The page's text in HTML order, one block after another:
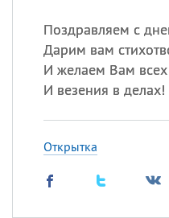
Поздравляем с
Дарим вам
И желаем Вам всех
И везения в делах!
Открытка